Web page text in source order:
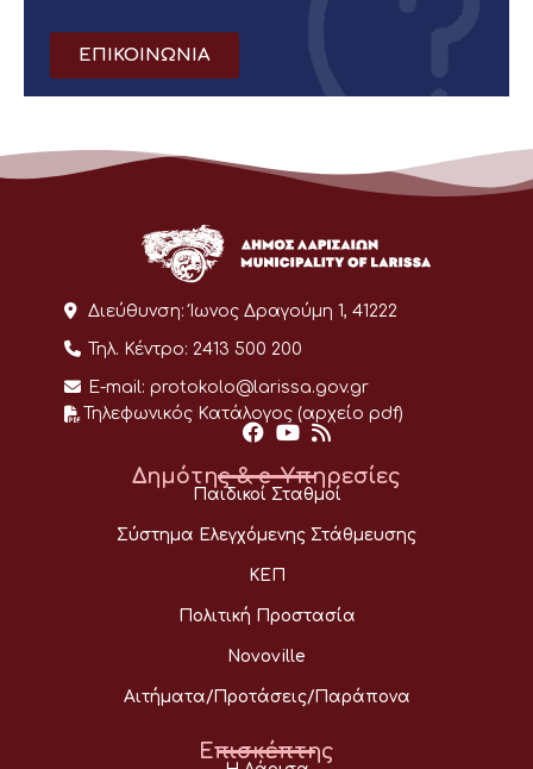
ΕΠΙΚΟΙΝΩΝΙΑ
Διεύθυνση: Ίωνος Δραγούμη 1, 41222
Τηλ. Κέντρο: 2413 500 200
E-mail: protokolo@larissa.gov.gr
Τηλεφωνικός Κατάλογος (αρχείο pdf)
Δημότης & e-Υπηρεσίες
Παιδικοί Σταθμοί
Σύστημα Ελεγχόμενης Στάθμευσης
ΚΕΠ
Πολιτική Προστασία
Novoville
Αιτήματα/Προτάσεις/Παράπονα
Επισκέπτης